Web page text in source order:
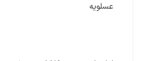
عسلویه